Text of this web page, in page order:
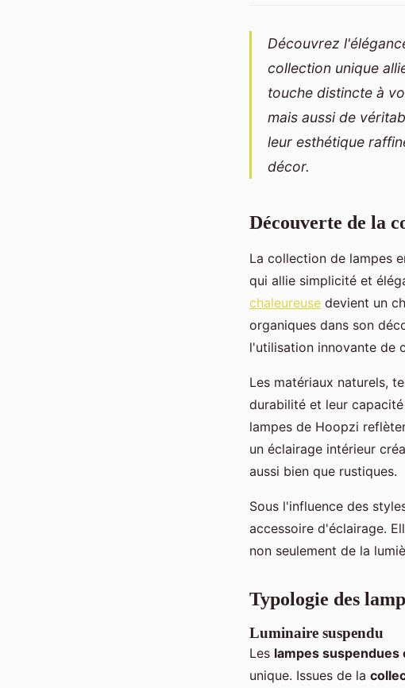
Découvrez
collection unique
touche distincte à
mais aussi de
leur esthétique
décor.
Découverte de la
La collection de lampes
qui allie simplicité et
chaleureuse devient un
organiques dans son
l'utilisation innovante de
Les matériaux naturels,
durabilité et leur
lampes de Hoopzi
un éclairage intérieur
aussi bien que rustiques.
Sous l'influence des
accessoire d'éclairage.
non seulement de la
Typologie des
Luminaire suspendu
Les lampes suspendues
unique. Issues de la